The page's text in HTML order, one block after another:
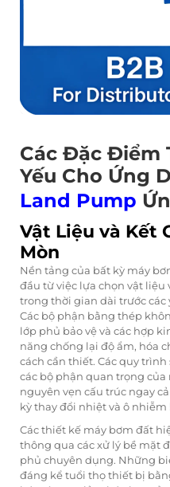
Các Đặc Điểm
Yếu Cho Ứng
Land Pump
Vật Liệu và Kết
Mòn
Nền tảng của bất kỳ máy
đầu từ việc lựa chọn vật
trong thời gian dài trước
Các bộ phận bằng thép
lớp phủ bảo vệ và các hợp
năng chống lại độ ẩm, hóa
cách cần thiết. Các quy
các bộ phận quan trọng
nguyên vẹn cấu trúc ngay
kỳ thay đổi nhiệt và ô nhiễm
Các thiết kế máy bơm đất
thông qua các xử lý bề mặt
phủ chuyên dụng. Những
đáng kể tuổi thọ thiết bị